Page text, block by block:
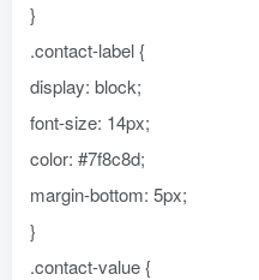
}
.contact-label {
display: block;
font-size: 14px;
color: #7f8c8d;
margin-bottom: 5px;
}
.contact-value {